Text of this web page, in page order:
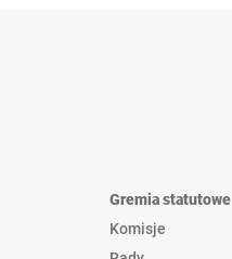
Gremia statutowe
Komisje